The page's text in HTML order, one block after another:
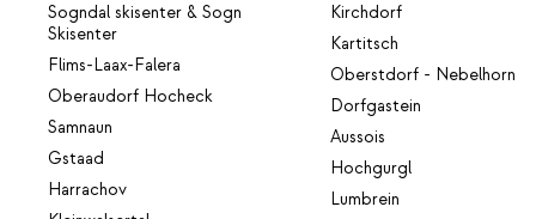
Sogndal skisenter & Sogn
Skisenter
Flims-Laax-Falera
Oberaudorf Hocheck
Samnaun
Gstaad
Harrachov
Kirchdorf
Kartitsch
Oberstdorf - Nebelhorn
Dorfgastein
Aussois
Hochgurgl
Lumbrein